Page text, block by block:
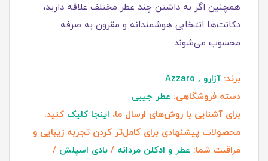
همچنین اگر به داشتن چند عطر مختلف علاقه دارید،
دکانت‌ها انتخابی هوشمندانه و مقرون‌ به‌ صرفه
محسوب می‌شوند.
برند: آزارو , Azzaro
دسته فروشگاهی: عطر جیبی
برای آشنایی با روش‌های ارسال ما، اینجا کلیک کنید.
محصولات پیشنهادی برای کامل‌تر کردن تجربه زیبایی و
مراقبت شما: عطر و ادکلن مردانه / بادی اسپلش /